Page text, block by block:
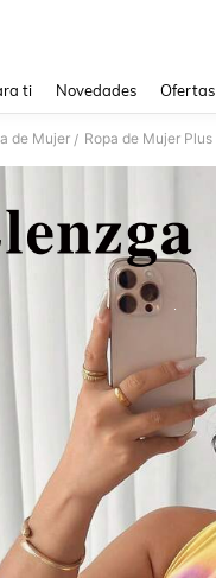
ti Novedades Ofertas
de Mujer / Ropa de Mujer Plus